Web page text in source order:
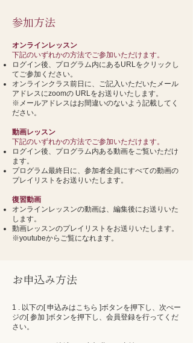
​参加方法
オンラインレッスン
下記のいずれかの方法でご参加いただけます。
ログイン後、プログラム内にあるURLをクリックし
てご参加ください。
オンラインクラス前日に、ご記入いただいたメール
アドレスにzoomの URLをお送りいたします。
​※メールアドレスはお間違いのないよう記載してく
ださい。
動画レッスン
下記のいずれかの方法でご参加いただけます。
ログイン後、プログラム内ある動画をご覧いただけ
ます。
プログラム最終日に、参加者全員にすべての動画の
プレイリストをお送りいたします。
復習動画
オンラインレッスンの動画は、編集後にお送りいた
します。
動画レッスンのプレイリストをお送りいたします。
​※youtubeからご覧になれます。​
​お申込み方法
1 . 以下の[ 申込みはこちら ]ボタンを押下し、次ぺー
ジの[ 参加 ]ボタンを押下し、会員登録を行ってくだ
さい。